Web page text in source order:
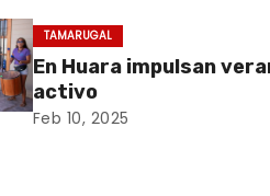
TAMARUGAL
En Huara impulsan
activo
Feb 10, 2025